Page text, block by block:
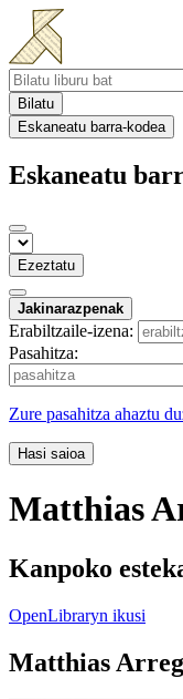
Bilatu
Eskaneatu barra-kodea
Eskaneatu
Ezeztatu
Jakinarazpenak
Erabiltzaile-izena:
Pasahitza:
Zure pasahitza ahaztu
Hasi saioa
Matthias
Kanpoko
OpenLibraryn ikusi
Matthias